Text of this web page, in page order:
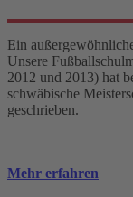
Ein
Unsere
2012 und 2013) hat
schwäbische
geschrieben.
Mehr erfahren